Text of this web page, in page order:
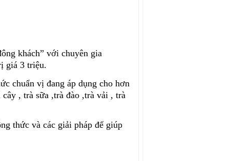
khách” với chuyên gia
giá 3 triệu.
chuẩn vị đang áp dụng cho hơn
, trà sữa ,trà đào ,trà vải , trà
thức và các giải pháp để giúp